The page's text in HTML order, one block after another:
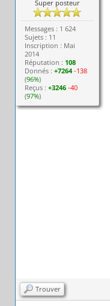
Super posteur
Messages : 1 624
Sujets : 11
Inscription : Mai
2014
Réputation : 108
Donnés :+7264 -138
(96%)
Reçus :+3246 -40
(97%)
Trouver